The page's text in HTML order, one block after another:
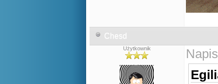
Chesd
Użytkownik